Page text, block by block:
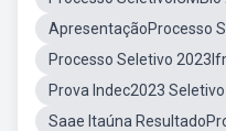
ApresentaçãoProcesso
Processo Seletivo
Prova Indec2023 Seletivo
Saae Itaúna